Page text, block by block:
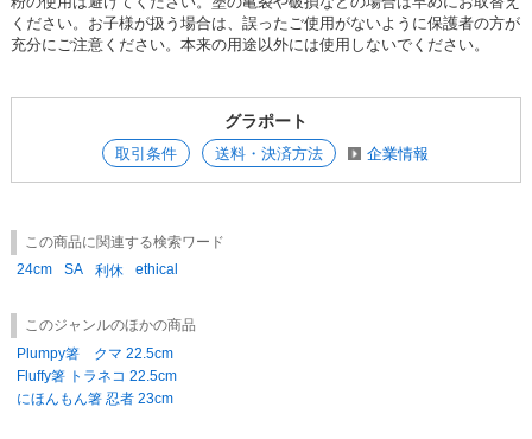
ください。お子様が扱う場合は、誤ったご使用がないように保護者の方が
充分にご注意ください。本来の用途以外には使用しないでください。
グラポート
取引条件 送料・決済方法 企業情報
この商品に関連する検索ワード
24cm
SA 利休 ethical
このジャンルのほかの商品
Plumpy箸 クマ 22.5cm
Fluffy箸 トラネコ 22.5cm
にほんもん箸 忍者 23cm